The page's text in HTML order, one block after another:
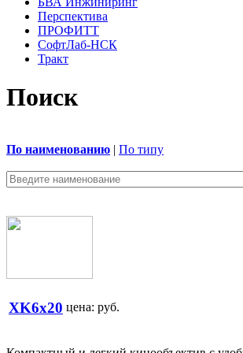
Перспектива
ПРОФИТТ
СофтЛаб-НСК
Тракт
Поиск
По наименованию По типу
XK6x20 цена: руб.